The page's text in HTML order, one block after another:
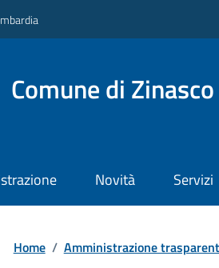
Comune di Zinasco
Novità Servizi
Home / Amministrazione